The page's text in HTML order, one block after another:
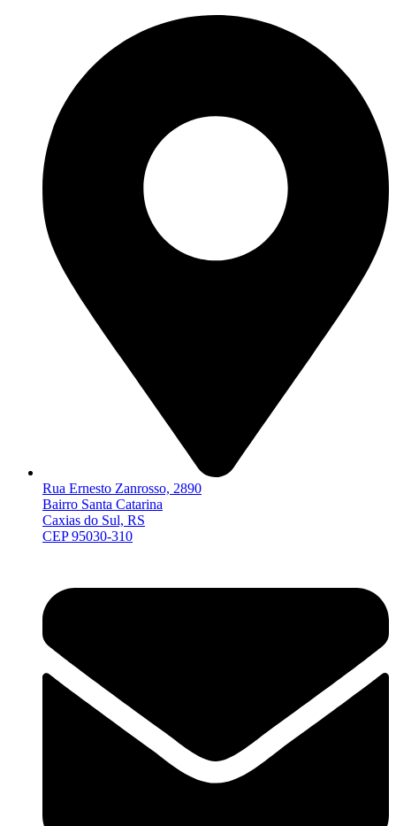
Rua Ernesto Zanrosso, 2890
Bairro Santa Catarina
Caxias do Sul, RS
CEP 95030-310